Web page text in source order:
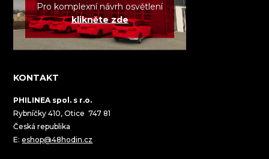
Pro komplexní návrh osvětlení
klikněte zde
KONTAKT
PHILINEA spol. s r.o.
Rybníčky 410, Otice 747 81
Česká republika
E:eshop@48hodin.cz